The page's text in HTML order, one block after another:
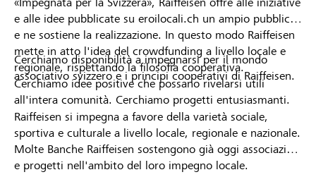
e alle idee pubblicate su eroilocali.ch un ampio pubblico
e ne sostiene la realizzazione. In questo modo Raiffeisen
mette in atto l'idea del crowdfunding a livello locale e
regionale, rispettando la filosofia cooperativa.
Cerchiamo idee positive che possano rivelarsi utili
all'intera comunità. Cerchiamo progetti entusiasmanti.
Cerchiamo disponibilità a impegnarsi per il mondo
associativo svizzero e i principi cooperativi di Raiffeisen.
Raiffeisen si impegna a favore della varietà sociale,
sportiva e culturale a livello locale, regionale e nazionale.
Molte Banche Raiffeisen sostengono già oggi associazioni
e progetti nell'ambito del loro impegno locale.